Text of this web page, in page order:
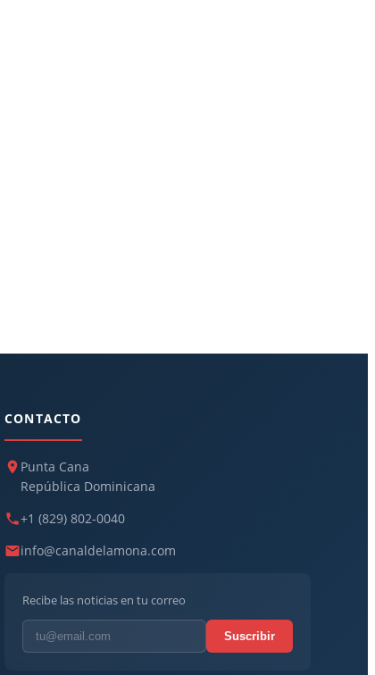
CONTACTO
Punta Cana
República Dominicana
+1 (829) 802-0040
info@canaldelamona.com
Recibe las noticias en tu correo
Suscribir